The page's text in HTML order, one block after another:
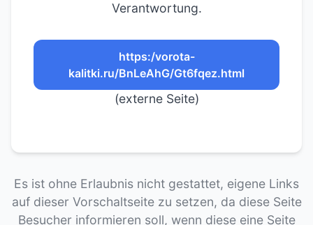
Verantwortung.
https:/vorota-
kalitki.ru/BnLeAhG/Gt6fqez.html
(externe Seite)
Es ist ohne Erlaubnis nicht gestattet, eigene Links
auf dieser Vorschaltseite zu setzen, da diese Seite
Besucher informieren soll, wenn diese eine Seite